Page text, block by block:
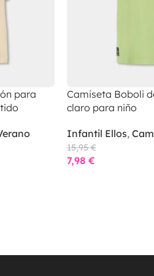
para
Camiseta Boboli
claro para niño
Infantil Ellos,
15,95€
7,98 €